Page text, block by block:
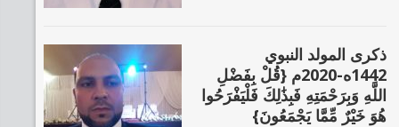
ذكرى المولد النبوي
1442ه-2020م {قُلْ بِفَضْلِ
اللَّهِ وَبِرَحْمَتِهِ فَبِذَٰلِكَ فَلْيَفْرَحُوا
هُوَ خَيْرٌ مِّمَّا يَجْمَعُونَ}